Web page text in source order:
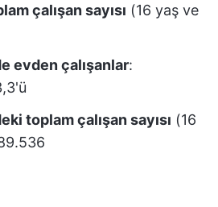
çalışan sayısı (16 yaş ve
evden çalışanlar:
toplam çalışan sayısı (16